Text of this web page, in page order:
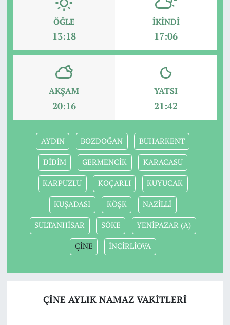
ÖĞLE
13:18
İKINDI
17:06
AKŞAM
20:16
YATSI
21:42
AYDIN BOZDOĞAN BUHARKENT
DİDİM GERMENCİK KARACASU
KARPUZLU KOÇARLI KUYUCAK
KUŞADASI KÖŞK NAZİLLİ
SULTANHİSAR SÖKE YENİPAZAR (A)
ÇİNE İNCİRLİOVA
ÇİNE AYLIK NAMAZ VAKITLERI